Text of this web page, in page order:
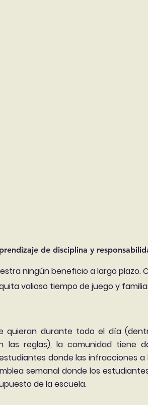
de disciplina y
quieran durante todo el día
reglas), la comunidad tiene
donde las infracciones
semanal donde los
de la escuela.
ningún beneficio a largo plazo.
valioso tiempo de juego y